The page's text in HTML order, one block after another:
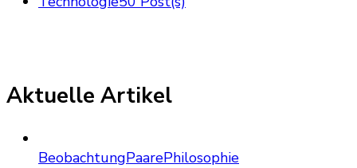
Aktuelle Artikel
BeobachtungPaarePhilosophie